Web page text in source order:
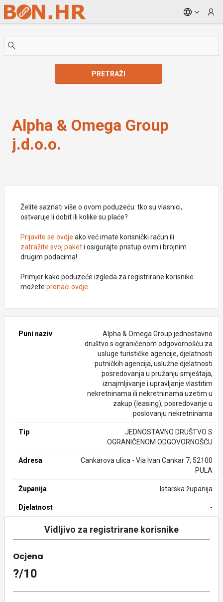
Skip to Main Content
PRETRAŽI
Alpha & Omega Group
j.d.o.o.
Želite saznati više o ovom poduzeću: tko su vlasnici,
ostvaruje li dobit ili kolike su plaće?
Prijavite se ovdje ako već imate korisnički račun ili
zatražite svoj paketi osigurajte pristup ovim i brojnim
drugim podacima!
Primjer kako poduzeće izgleda za registrirane korisnike
možete pronaći ovdje
Puni naziv
Alpha & Omega Group jednostavno
društvo s ograničenom odgovornošću za
usluge turističke agencije, djelatnosti
putničkih agencija, uslužne djelatnosti
posredovanja u pružanju smještaja,
iznajmljivanje i upravljanje vlastitim
nekretninama ili nekretninama uzetim u
zakup (leasing), posredovanje u
poslovanju nekretninama
Tip
JEDNOSTAVNO DRUŠTVO S
OGRANIČENOM ODGOVORNOŠĆU
Adresa
Cankarova ulica - Via Ivan Cankar 7, 52100
PULA
Županija Istarska županija
Djelatnost -
Vidljivo za registrirane korisnike
Ocjena
?/10